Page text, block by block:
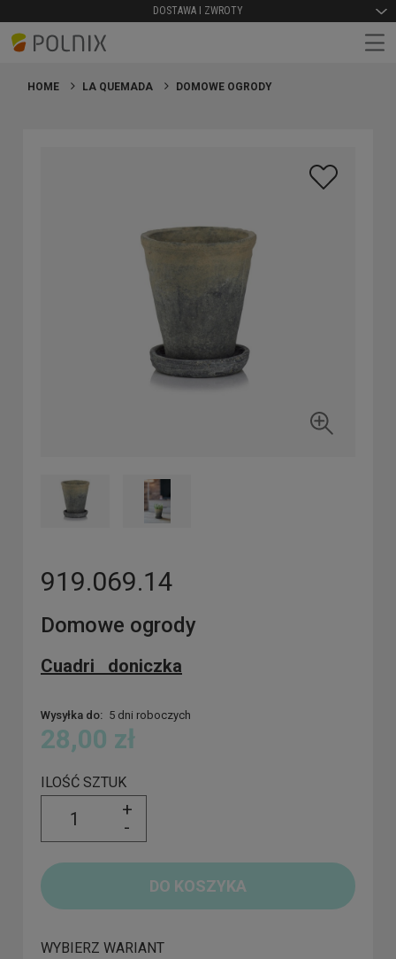
DOSTAWA I ZWROTY
HOME LA QUEMADA DOMOWE OGRODY
919.069.14
Domowe ogrody
Cuadri doniczka
Wysyłka do: 5 dni roboczych
28,00 zł
ILOŚĆ SZTUK
+
-
DO KOSZYKA
WYBIERZ WARIANT